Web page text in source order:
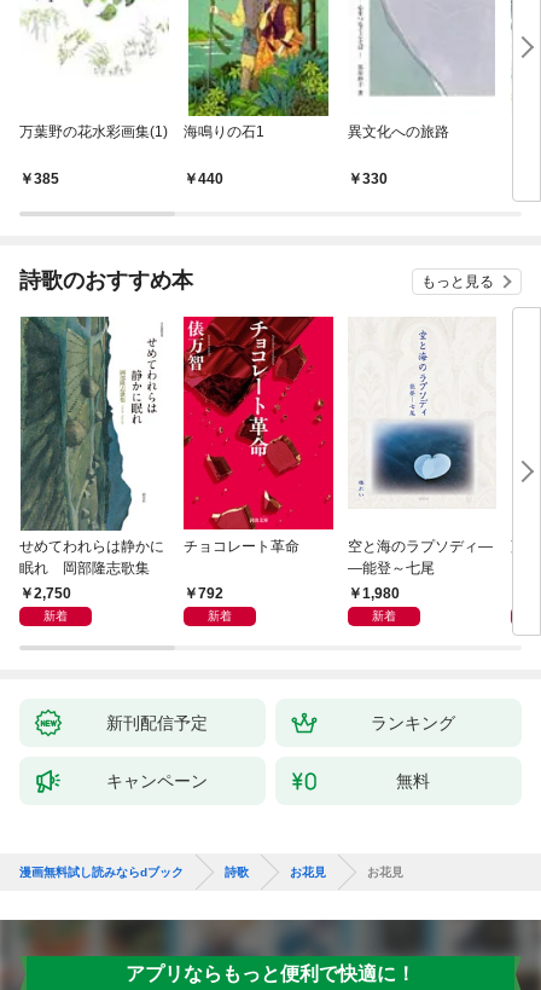
万葉野の花水彩画集(1)
385
海鳴りの石1
440
異文化への旅路
330
詩歌のおすすめ本 もっと見る
せめてわれらは静かに
眠れ 岡部隆志歌集
2,750
新着
チョコレート革命
792
新着
空と海のラプソディ―
―能登～七尾
1,980
新着
藤
新刊配信予定 ランキング
キャンペーン 無料
漫画無料試し読みならdブック 詩歌 お花見 お花見
アプリならもっと便利で快適に！